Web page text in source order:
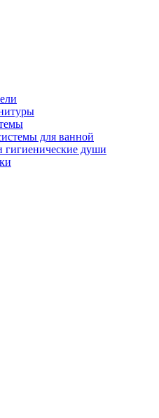
для ванной
гигиенические души